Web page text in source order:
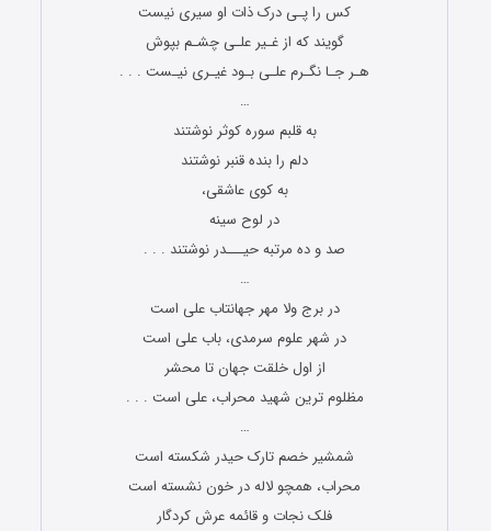
کس را پـی درک ذات او سیری نیست
گویند که از غـیر علـی چشـم بپوش
هـر جـا نگـرم علـی بـود غیـری نیـست . . .
…
به قلبم سوره کوثر نوشتند
دلم را بنده قنبر نوشتند
به کوی عاشقی،
در لوح سینه
صد و ده مرتبه حیـــدر نوشتند . . .
…
در برج ولا مهر جهانتاب علی است
در شهر علوم سرمدی، باب علی است
از اول خلقت جهان تا محشر
مظلوم ترین شهید محراب، علی است . . .
…
شمشیر خصم تارک حیدر شکسته است
محراب، همچو لاله در خون نشسته است
فلک نجات و قائمه عرش کردگار